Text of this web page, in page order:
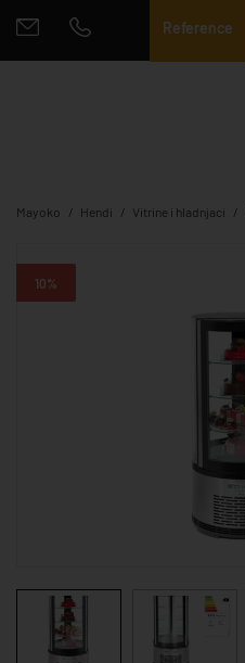
Reference
Mayoko Hendi Vitrine i hladnjaci
10%